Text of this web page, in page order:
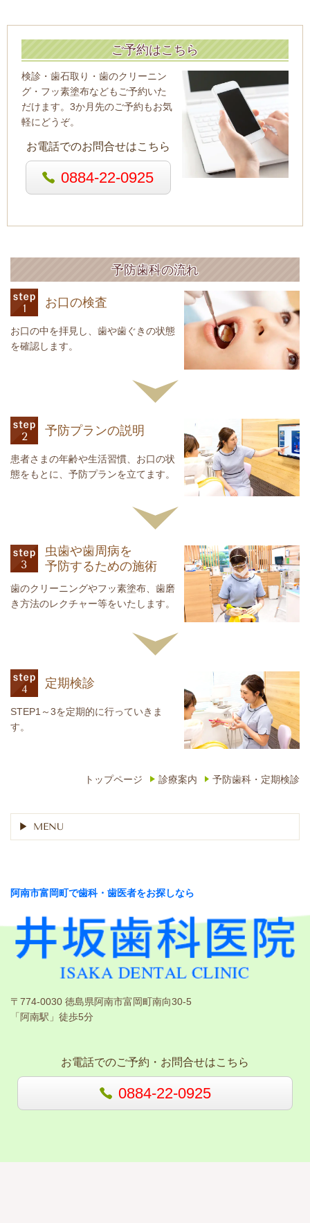
ご予約はこちら
検診・歯石取り・歯のクリーニン
グ・フッ素塗布などもご予約いた
だけます。3か月先のご予約もお気
軽にどうぞ。
お電話でのお問合せはこちら
0884-22-0925
予防歯科の流れ
お口の検査
お口の中を拝見し、歯や歯ぐきの状態
を確認します。
予防プランの説明
患者さまの年齢や生活習慣、お口の状
態をもとに、予防プランを立てます。
虫歯や歯周病を
予防するための施術
歯のクリーニングやフッ素塗布、歯磨
き方法のレクチャー等をいたします。
定期検診
STEP1～3を定期的に行っていきま
す。
トップページ 診療案内 予防歯科・定期検診
MENU
阿南市富岡町で歯科・歯医者をお探しなら
〒774-0030 徳島県阿南市富岡町南向30-5
「阿南駅」徒歩5分
お電話でのご予約・お問合せはこちら
0884-22-0925